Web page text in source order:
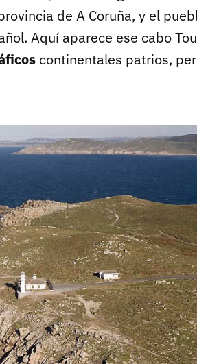
de A Coruña, y el
Aquí aparece ese cabo
continentales patrios,